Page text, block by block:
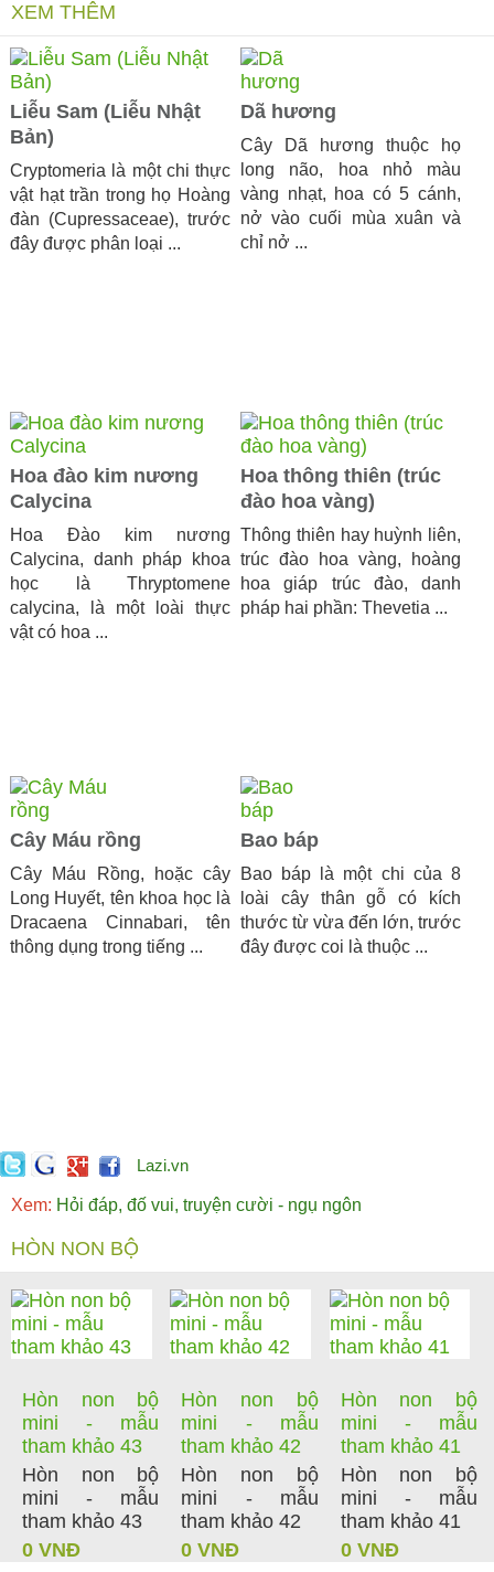
XEM THÊM
Liễu Sam (Liễu Nhật
Bản)
Cryptomeria là một chi thực
vật hạt trần trong họ Hoàng
đàn (Cupressaceae), trước
đây được phân loại ...
Dã hương
Cây Dã hương thuộc họ
long não, hoa nhỏ màu
vàng nhạt, hoa có 5 cánh,
nở vào cuối mùa xuân và
chỉ nở ...
Hoa đào kim nương
Calycina
Hoa Đào kim nương
Calycina, danh pháp khoa
học là Thryptomene
calycina, là một loài thực
vật có hoa ...
Hoa thông thiên (trúc
đào hoa vàng)
Thông thiên hay huỳnh liên,
trúc đào hoa vàng, hoàng
hoa giáp trúc đào, danh
pháp hai phần: Thevetia ...
Cây Máu rồng
Cây Máu Rồng, hoặc cây
Long Huyết, tên khoa học là
Dracaena Cinnabari, tên
thông dụng trong tiếng ...
Bao báp
Bao báp là một chi của 8
loài cây thân gỗ có kích
thước từ vừa đến lớn, trước
đây được coi là thuộc ...
Lazi.vn
Xem: Hỏi đáp, đố vui, truyện cười - ngụ ngôn
HÒN NON BỘ
Hòn non bộ
mini - mẫu
tham khảo 43
Hòn non bộ
mini - mẫu
tham khảo 43
0 VNĐ
Hòn non bộ
mini - mẫu
tham khảo 42
Hòn non bộ
mini - mẫu
tham khảo 42
0 VNĐ
Hòn non bộ
mini - mẫu
tham khảo 41
Hòn non bộ
mini - mẫu
tham khảo 41
0 VNĐ